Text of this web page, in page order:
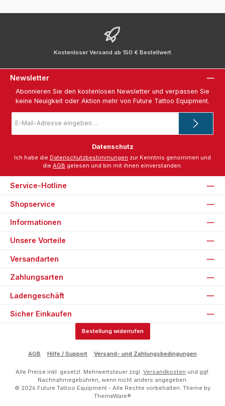
Kostenloser Versand ab 150 € Bestellwert
Newsletter
Abonnieren Sie den kostenlosen Newsletter und verpassen Sie
keine Neuigkeit oder Aktion mehr von Future Tattoo Equipment.
Mail-
*
Datenschutz
Ich habe die Datenschutzbestimmungen zur Kenntnis genommen und
die AGB gelesen und bin mit ihnen einverstanden.
Service-Hotline
Shopservice
Informationen
Unsere Vorteile
Versandarten
Zahlungsarten
Ladengeschäft
Sicher Einkaufen
Bestellung widerrufen
AGB Hilfe / Support Versand- und Zahlungsbedingungen
Alle Preise inkl. gesetzl. Mehrwertsteuer zzgl. Versandkosten und ggf.
Nachnahmegebühren, wenn nicht anders angegeben.
© 2026 Future Tattoo Equipment - Alle Rechte vorbehalten. Theme by
ThemeWare®